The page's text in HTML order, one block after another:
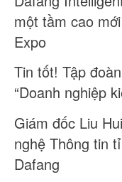
một tầm cao
Expo
Tin tốt! Tập
“Doanh nghiệp
Giám đốc Liu
nghệ Thông tin
Dafang